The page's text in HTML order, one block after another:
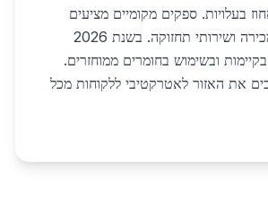
בעלויות. ספקים מקומיים מציעים
תמיכה לאחר המכירה ושירותי תחזוקה. בשנת 2026
ובשימוש בחומרים ממוחזרים.
את האזור לאטרקטיבי ללקוחות מכל